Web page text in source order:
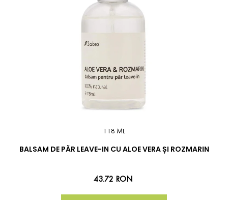
118 ML
BALSAM DE PĂR LEAVE-IN CU ALOE VERA ȘI ROZMARIN
43.72 RON